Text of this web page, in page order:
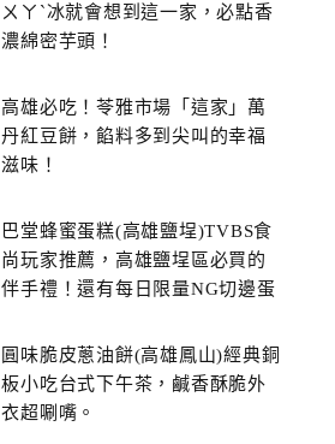
ㄨㄚˋ冰就會想到這一家，必點香
濃綿密芋頭！
高雄必吃！苓雅市場「這家」萬
丹紅豆餅，餡料多到尖叫的幸福
滋味！
巴堂蜂蜜蛋糕(高雄鹽埕)TVBS食
尚玩家推薦，高雄鹽埕區必買的
伴手禮！還有每日限量NG切邊蛋
圓味脆皮蔥油餅(高雄鳳山)經典銅
板小吃台式下午茶，鹹香酥脆外
衣超唰嘴。